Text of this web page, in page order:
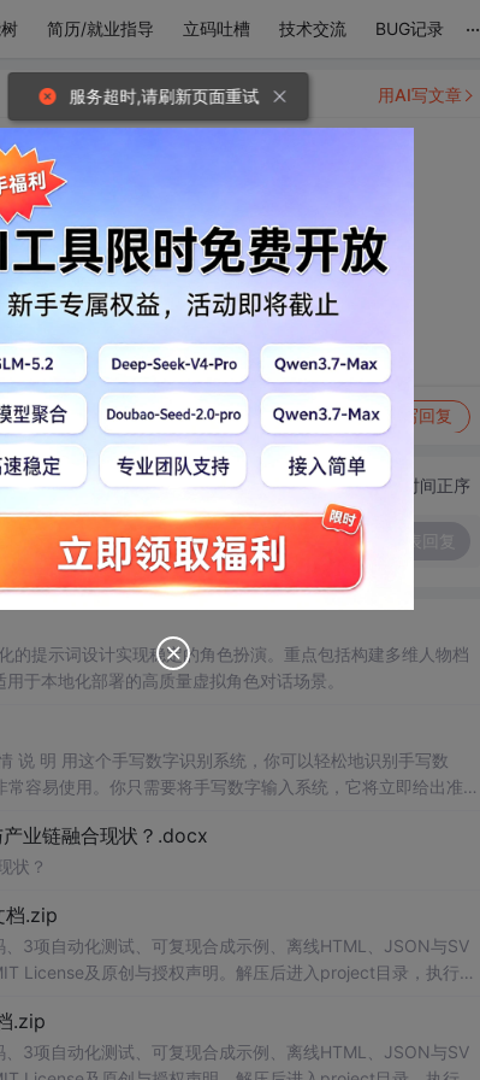
简历/就业指导 立码吐槽 技术交流 BUG记录 ...
动态 举报 写回复
用AI写文章
切换为时间正序
提示词设计实现稳定的角色扮演。重点包括构建多维人物档
于本地化部署的高质量虚拟角色对话场景。
说 明 用这个手写数字识别系统，你可以轻松地识别手写数
容易使用。你只需要将手写数字输入系统，它将立即给出准确
业链融合现状？.docx
状？
.zip
3项自动化测试、可复现合成示例、离线HTML、JSON与SV
License及原创与授权声明。解压后进入project目录，执行np
AI应用工程、测试审计和课程实践。
.zip
3项自动化测试、可复现合成示例、离线HTML、JSON与SV
服务超时,请刷新页面重试